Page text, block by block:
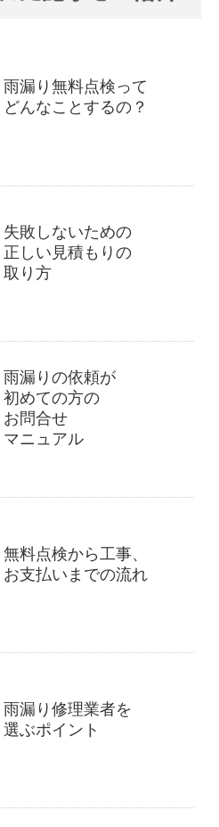
雨漏り無料点検って
どんなことするの？
失敗しないための
正しい見積もりの
取り方
雨漏りの依頼が
初めての方の
お問合せ
マニュアル
無料点検から工事、
お支払いまでの流れ
雨漏り修理業者を
選ぶポイント